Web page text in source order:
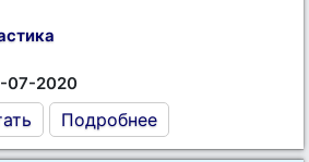
07-2020
Подробнее